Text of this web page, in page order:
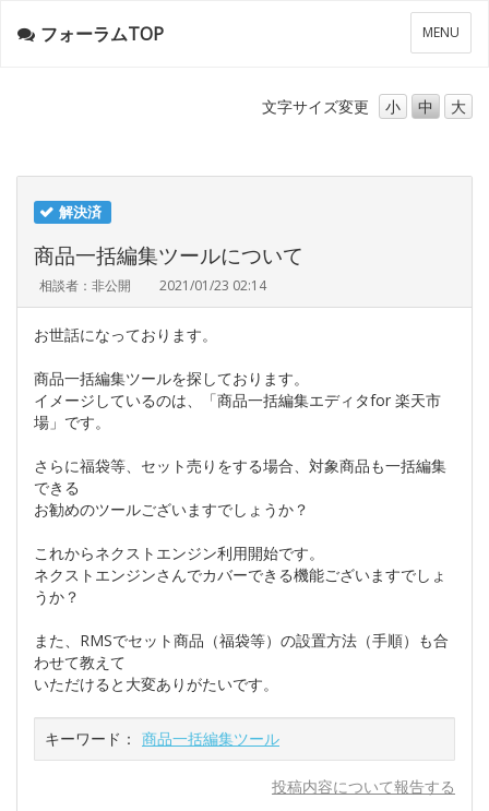
メ
ニ
ー
MENU
フォーラムTOP
文字サイズ変更 小 中 大
解決済
商品一括編集ツールについて
相談者：非公開 2021/01/23 02:14
お世話になっております。
商品一括編集ツールを探しております。
イメージしているのは、「商品一括編集エディタfor 楽天市
場」です。
さらに福袋等、セット売りをする場合、対象商品も一括編集
できる
お勧めのツールございますでしょうか？
これからネクストエンジン利用開始です。
ネクストエンジンさんでカバーできる機能ございますでしょ
うか？
また、RMSでセット商品（福袋等）の設置方法（手順）も合
わせて教えて
いただけると大変ありがたいです。
キーワード： 商品一括編集ツール
投稿内容について報告する